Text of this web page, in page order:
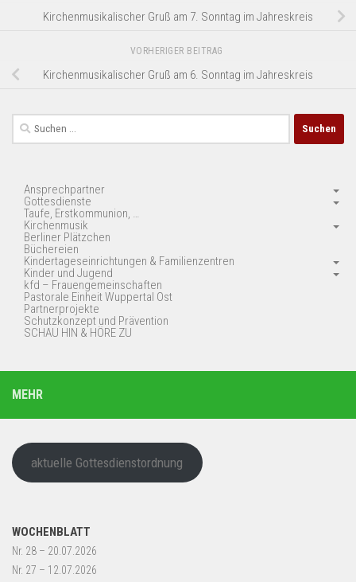
Kirchenmusikalischer Gruß am 7. Sonntag im Jahreskreis
VORHERIGER BEITRAG
Kirchenmusikalischer Gruß am 6. Sonntag im Jahreskreis
Suchen
nach:
Ansprechpartner
Gottesdienste
Taufe, Erstkommunion, …
Kirchenmusik
Berliner Plätzchen
Büchereien
Kindertageseinrichtungen & Familienzentren
Kinder und Jugend
kfd – Frauengemeinschaften
Pastorale Einheit Wuppertal Ost
Partnerprojekte
Schutzkonzept und Prävention
SCHAU HIN & HÖRE ZU
MEHR
aktuelle Gottesdienstordnung
WOCHENBLATT
Nr. 28 – 20.07.2026
Nr. 27 – 12.07.2026